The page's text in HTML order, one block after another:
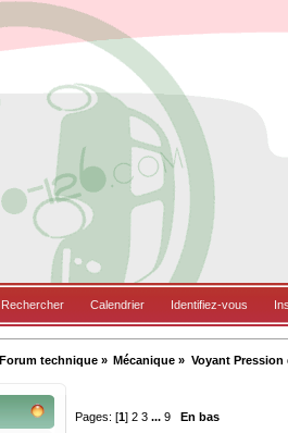
Rechercher Calendrier Identifiez-vous
Forum technique» Mécanique » Voyant Pression
Pages: [1]2 3 ...9 En bas